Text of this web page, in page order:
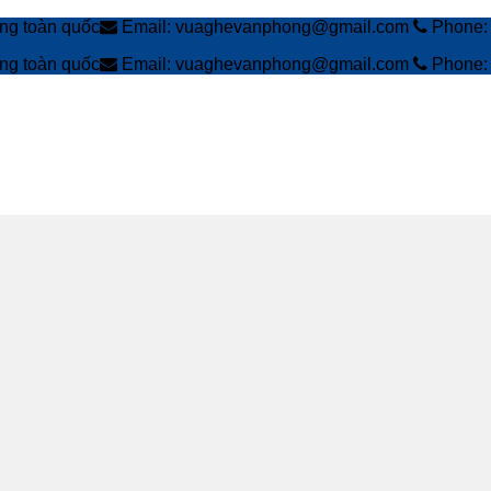
toàn quốc Email: vuaghevanphong@gmail.com
toàn quốc Email: vuaghevanphong@gmail.com